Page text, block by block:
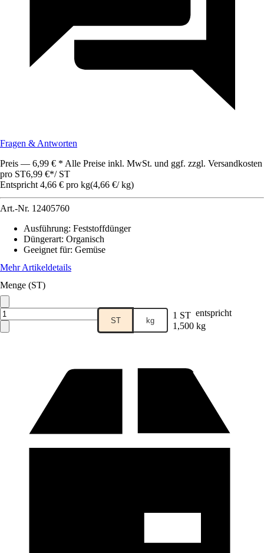
Fragen & Antworten
Preis — 6,99 € * Alle Preise inkl. MwSt. und ggf. zzgl. Versandkosten
pro ST6,99 €*/ ST
Entspricht 4,66 € pro kg(4,66 €/ kg)
Art.-Nr. 12405760
Ausführung: Feststoffdünger
Düngerart: Organisch
Geeignet für: Gemüse
Mehr Artikeldetails
Menge (ST)
ST kg 1 ST entspricht
1,500 kg